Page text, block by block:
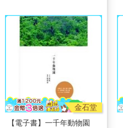
金石堂
【電子書】一千年動物園